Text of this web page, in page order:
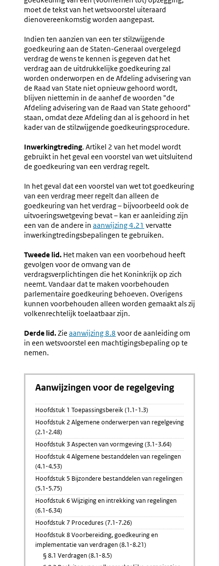
moet de tekst van het wetsvoorstel uiteraard
dienovereenkomstig worden aangepast.
Indien ten aanzien van een ter stilzwijgende
goedkeuring aan de Staten-Generaal overgelegd
verdrag de wens te kennen is gegeven dat het
verdrag aan de uitdrukkelijke goedkeuring zal
worden onderworpen en de Afdeling advisering van
de Raad van State niet opnieuw gehoord wordt,
blijven niettemin in de aanhef de woorden "de
Afdeling advisering van de Raad van State gehoord"
staan, omdat deze Afdeling dan al is gehoord in het
kader van de stilzwijgende goedkeuringsprocedure.
Inwerkingtreding. Artikel 2 van het model wordt
gebruikt in het geval een voorstel van wet uitsluitend
de goedkeuring van een verdrag regelt.
In het geval dat een voorstel van wet tot goedkeuring
van een verdrag meer regelt dan alleen de
goedkeuring van het verdrag – bijvoorbeeld ook de
uitvoeringswetgeving bevat – kan er aanleiding zijn
een van de andere in aanwijzing 4.21 vervatte
inwerkingtredingsbepalingen te gebruiken.
Tweede lid. Het maken van een voorbehoud heeft
gevolgen voor de omvang van de
verdragsverplichtingen die het Koninkrijk op zich
neemt. Vandaar dat te maken voorbehouden
parlementaire goedkeuring behoeven. Overigens
kunnen voorbehouden alleen worden gemaakt als zij
volkenrechtelijk toelaatbaar zijn.
Derde lid.Zie aanwijzing 8.8 voor de aanleiding om
in een wetsvoorstel een machtigingsbepaling op te
nemen.
Aanwijzingen voor de regelgeving
Hoofdstuk 1 Toepassingsbereik (1.1-1.3)
Hoofdstuk 2 Algemene onderwerpen van regelgeving
(2.1-2.48)
Hoofdstuk 3 Aspecten van vormgeving (3.1-3.64)
Hoofdstuk 4 Algemene bestanddelen van regelingen
(4.1-4.53)
Hoofdstuk 5 Bijzondere bestanddelen van regelingen
(5.1-5.75)
Hoofdstuk 6 Wijziging en intrekking van regelingen
(6.1-6.34)
Hoofdstuk 7 Procedures (7.1-7.26)
Hoofdstuk 8 Voorbereiding, goedkeuring en
implementatie van verdragen (8.1-8.21)
§ 8.1 Verdragen (8.1-8.5)